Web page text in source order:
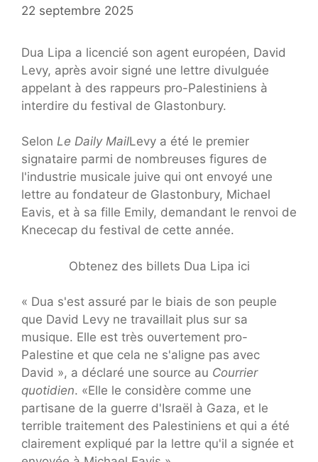
22 septembre 2025
Dua Lipa a licencié son agent européen, David
Levy, après avoir signé une lettre divulguée
appelant à des rappeurs pro-Palestiniens à
interdire du festival de Glastonbury.
Selon Le Daily MailLevy a été le premier
signataire parmi de nombreuses figures de
l'industrie musicale juive qui ont envoyé une
lettre au fondateur de Glastonbury, Michael
Eavis, et à sa fille Emily, demandant le renvoi de
Knececap du festival de cette année.
Obtenez des billets Dua Lipa ici
« Dua s'est assuré par le biais de son peuple
que David Levy ne travaillait plus sur sa
musique. Elle est très ouvertement pro-
Palestine et que cela ne s'aligne pas avec
David », a déclaré une source au Courrier
quotidien. «Elle le considère comme une
partisane de la guerre d'Israël à Gaza, et le
terrible traitement des Palestiniens et qui a été
clairement expliqué par la lettre qu'il a signée et